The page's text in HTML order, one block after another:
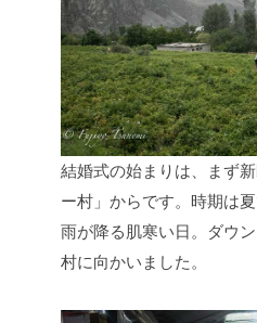
結婚式の始まりは、まず
ー村」からです。時期は
雨が降る肌寒い日。ダウ
村に向かいました。